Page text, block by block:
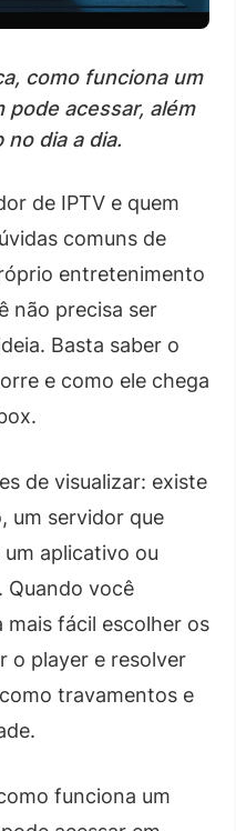
como funciona um
pode acessar, além
dia a dia.
de IPTV e quem
comuns de
entretenimento
não precisa ser
Basta saber o
e como ele chega
de visualizar: existe
um servidor que
aplicativo ou
Quando você
mais fácil escolher os
o player e resolver
travamentos e
funciona um